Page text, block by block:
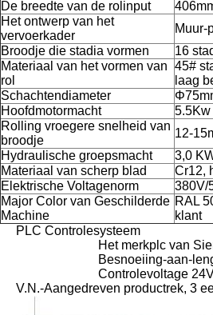
De breedte van de rolinput
Het ontwerp van het
vervoerkader
Muur-
Broodje die stadia vormen
16
Materiaal van het vormen van
rol
45#
laag
Schachtendiameter
Hoofdmotormacht
5.5Kw
Rolling vroegere snelheid van
broodje
12-
Hydraulische groepsmacht
3,0
Materiaal van scherp blad
Cr12,
Elektrische Voltagenorm
380V/
Major Color van Geschilderde
Machine
RAL
klant
PLC Controlesysteem
Het merkplc van
Besnoeiing-aan-
Controlevoltage
V.N.-Aangedreven productrek, 3